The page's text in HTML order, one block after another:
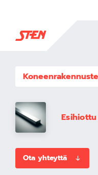
Ota yhteyttä